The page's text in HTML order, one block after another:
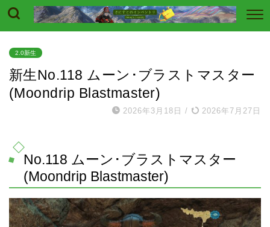
2.0新生
新生No.118 ムーン･ブラストマスター
(Moondrip Blastmaster)
2026年3月18日 / 2026年7月27日
No.118 ムーン･ブラストマスター
(Moondrip Blastmaster)